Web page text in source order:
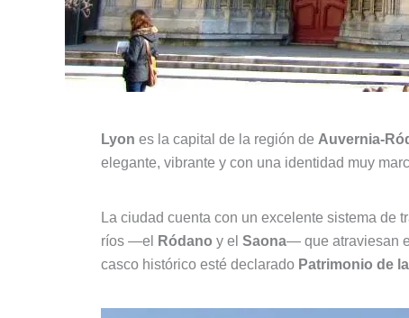
Lyon es la capital de la región de
elegante, vibrante y con una identidad muy
La ciudad cuenta con un excelente sistema de
ríos —el
Ródano y el Saona— que atraviesan
casco histórico esté declarado Patrimonio de